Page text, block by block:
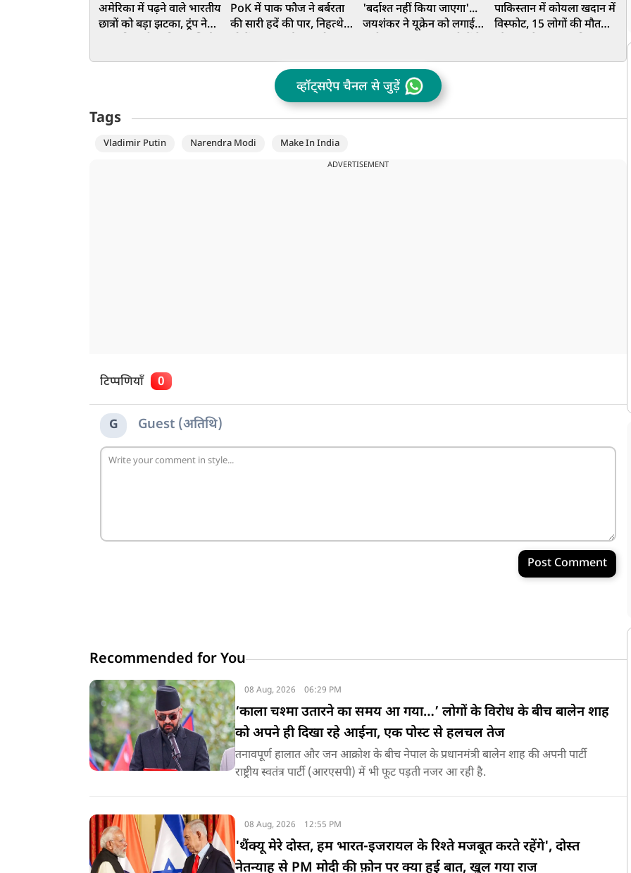
अमेरिका में पढ़ने वाले भारतीय
छात्रों को बड़ा झटका, ट्रंप ने
PoK में पाक फौज ने बर्बरता
की सारी हदें की पार, निहत्थे
मौत, VIDEO
'बर्दाश्त नहीं किया जाएगा'...
जयशंकर ने यूक्रेन को लगाई
पाकिस्तान में कोयला खदान में
विस्फोट, 15 लोगों की मौत
व्हॉट्सऐप चैनल से जुड़ें
Tags
Vladimir Putin Narendra Modi Make In India
ADVERTISEMENT
टिप्पणियाँ 0
G Guest (अतिथि)
Post Comment
Recommended for You
08 Aug, 2026 06:29 PM
‘काला चश्मा उतारने का समय आ गया…’ लोगों के विरोध के बीच बालेन शाह
को अपने ही दिखा रहे आईना, एक पोस्ट से हलचल तेज
तनावपूर्ण हालात और जन आक्रोश के बीच नेपाल के प्रधानमंत्री बालेन शाह की अपनी पार्टी
राष्ट्रीय स्वतंत्र पार्टी (आरएसपी) में भी फूट पड़ती नजर आ रही है.
08 Aug, 2026 12:55 PM
'थैंक्यू मेरे दोस्त, हम भारत-इजरायल के रिश्ते मजबूत करते रहेंगे', दोस्त
नेतन्याहू से PM मोदी की फ़ोन पर क्या हुई बात, खुल गया राज